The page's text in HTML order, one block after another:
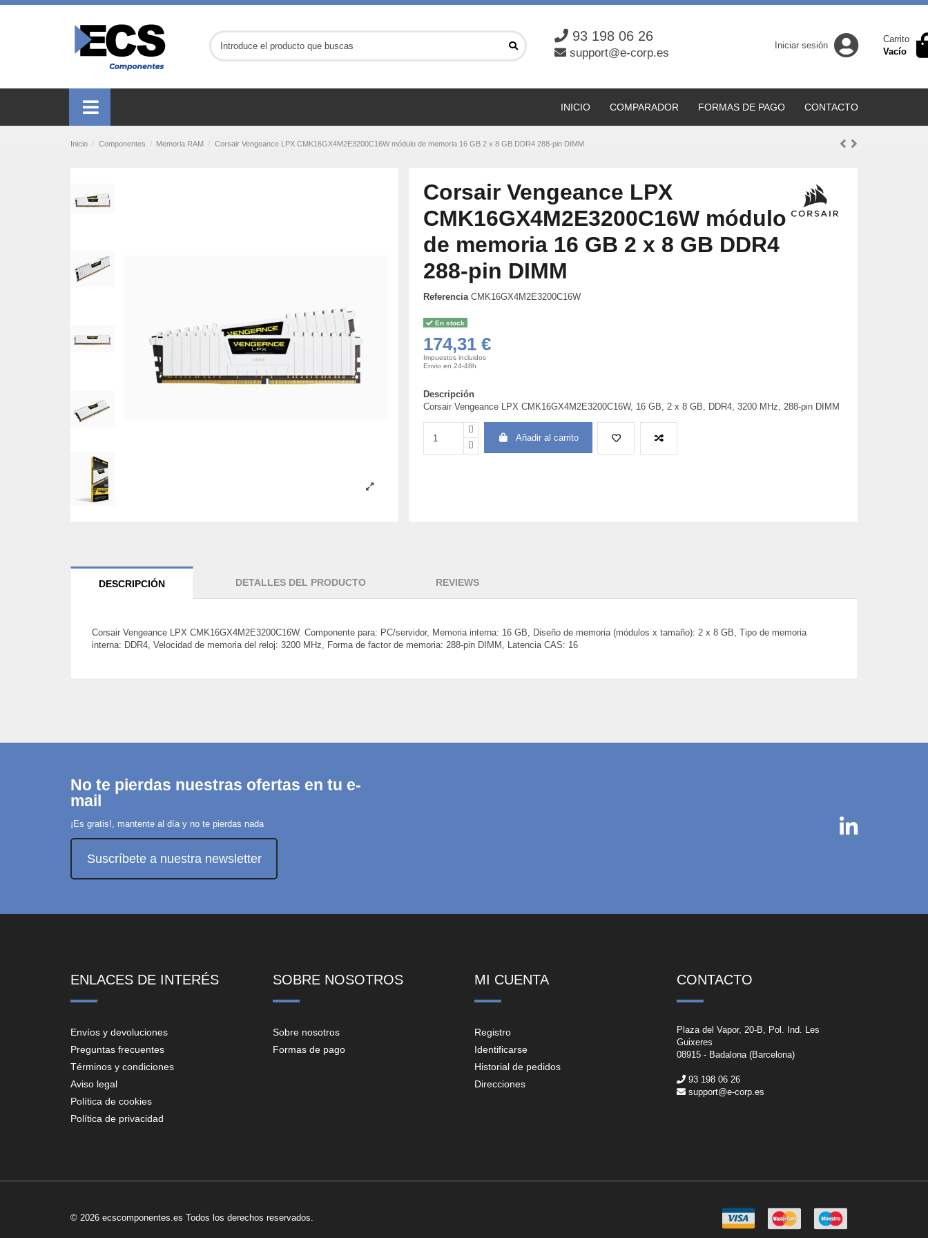
93 198 06 26
support@e-corp.es
Iniciar sesión
Carrito
Vacío
CONTACTO
FORMAS DE PAGO
COMPARADOR
INICIO
Inicio Componentes Memoria RAM Corsair Vengeance LPX CMK16GX4M2E3200C16W módulo de memoria 16 GB 2 x 8 GB DDR4 288-pin DIMM
Corsair Vengeance LPX
CMK16GX4M2E3200C16W módulo
de memoria 16 GB 2 x 8 GB DDR4
288-pin DIMM
Referencia CMK16GX4M2E3200C16W
En stock
174,31 €
Impuestos incluidos
Envio en 24-48h
Descripción
Corsair Vengeance LPX CMK16GX4M2E3200C16W, 16 GB, 2 x 8 GB, DDR4, 3200 MHz, 288-pin DIMM
Añadir al carrito
DESCRIPCIÓN DETALLES DEL PRODUCTO REVIEWS
Corsair Vengeance LPX CMK16GX4M2E3200C16W. Componente para: PC/servidor, Memoria interna: 16 GB, Diseño de memoria (módulos x tamaño): 2 x 8 GB, Tipo de memoria
interna: DDR4, Velocidad de memoria del reloj: 3200 MHz, Forma de factor de memoria: 288-pin DIMM, Latencia CAS: 16
No te pierdas nuestras ofertas en tu e-
mail
¡Es gratis!, mantente al día y no te pierdas nada
Suscríbete a nuestra newsletter
ENLACES DE INTERÉS
Envíos y devoluciones
Preguntas frecuentes
Términos y condiciones
Aviso legal
Política de cookies
Política de privacidad
SOBRE NOSOTROS
Sobre nosotros
Formas de pago
MI CUENTA
Registro
Identificarse
Historial de pedidos
Direcciones
CONTACTO
Plaza del Vapor, 20-B, Pol. Ind. Les
Guixeres
08915 - Badalona (Barcelona)
93 198 06 26
support@e-corp.es
© 2026 ecscomponentes.es Todos los derechos reservados.